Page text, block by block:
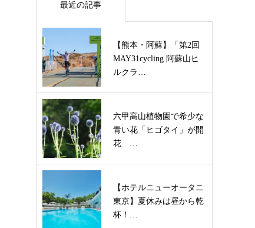
最近の記事
【熊本・阿蘇】「第2回
MAY31cycling 阿蘇山ヒ
ルクラ…
六甲高山植物園で希少な
青い花「ヒゴタイ」が開
花 …
【ホテルニューオータニ
東京】夏休みは昼から乾
杯！…